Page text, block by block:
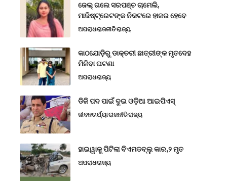
ଜେଲ୍ ଗଲେ ସରପଞ୍ଚ ଚାମେଲି,
ମାଜିଷ୍ଟ୍ରେଟଙ୍କ ନିକଟରେ ହାଜର ହେବେ
ଅପରାଧରାଜନୀତିରାଜ୍ୟ
କାଠଯୋଡ଼ିରୁ ଡାକ୍ତରୀ ଛାତ୍ରୀଙ୍କ ମୃତଦେହ
ମିଳିବା ଘଟଣା
ଅପରାଧରାଜ୍ୟ
ଡିଜି ପଦ ପାଇଁ ଦୁଇ ଓଡ଼ିଆ ଆଇପିଏସ୍
ଜୀବନଚର୍ଯ୍ୟାରାଜନୀତିରାଜ୍ୟ
ହାଇୱାକୁ ପିଟିଲା ବିଏମଡବ୍ଲୁ କାର,୨ ମୃତ
ଅପରାଧରାଜ୍ୟ